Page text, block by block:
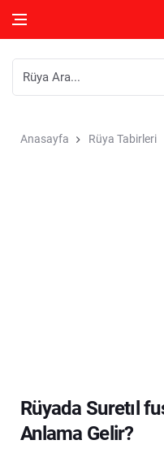
Anasayfa Rüya Tabirleri
Rüyada Suretıl
Anlama Gelir?